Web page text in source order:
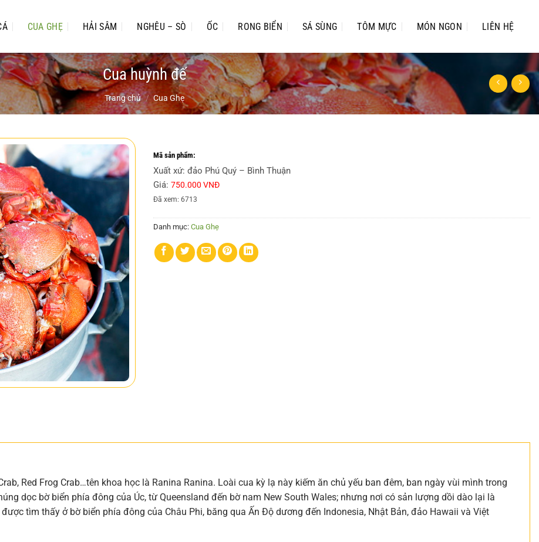
CUA GHẸ HẢI SÂM NGHÊU – SÒ ỐC RONG BIỂN SÁ SÙNG TÔM MỰC MÓN NGON LIÊN HỆ
Cua huỳnh đế
Trang chủ / Cua Ghẹ
Mã sản phẩm:
Xuất xứ: đảo Phú Quý – Bình Thuận
Giá: 750.000 VNĐ
Đã xem: 6713
Danh mục: Cua Ghẹ
Red Frog Crab…tên khoa học là Ranina Ranina. Loài cua kỳ lạ này kiếm ăn chủ yếu ban đêm, ban ngày vùi mình trong
dọc bờ biển phía đông của Úc, từ Queensland đến bờ nam New South Wales; nhưng nơi có sản lượng dồi dào lại là
tìm thấy ở bờ biển phía đông của Châu Phi, băng qua Ấn Độ dương đến Indonesia, Nhật Bản, đảo Hawaii và Việt